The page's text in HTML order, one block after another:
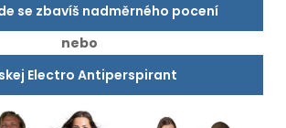
se zbavíš nadměrného pocení
nebo
Electro Antiperspirant